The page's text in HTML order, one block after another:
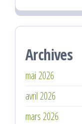
Archives
mai 2026
avril 2026
mars 2026